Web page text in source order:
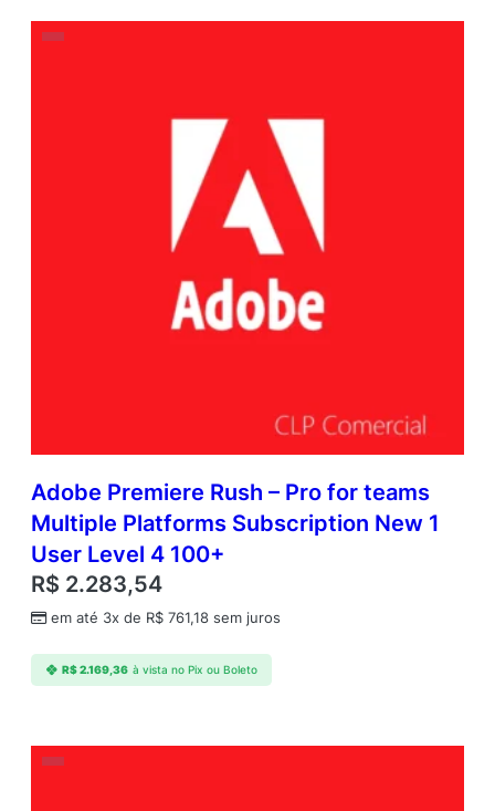
Adobe Premiere Rush – Pro for teams
Multiple Platforms Subscription New 1
User Level 4 100+
R$ 2.283,54
em até 3x de R$ 761,18 sem juros
R$2.169,36 à vista no Pix ou Boleto